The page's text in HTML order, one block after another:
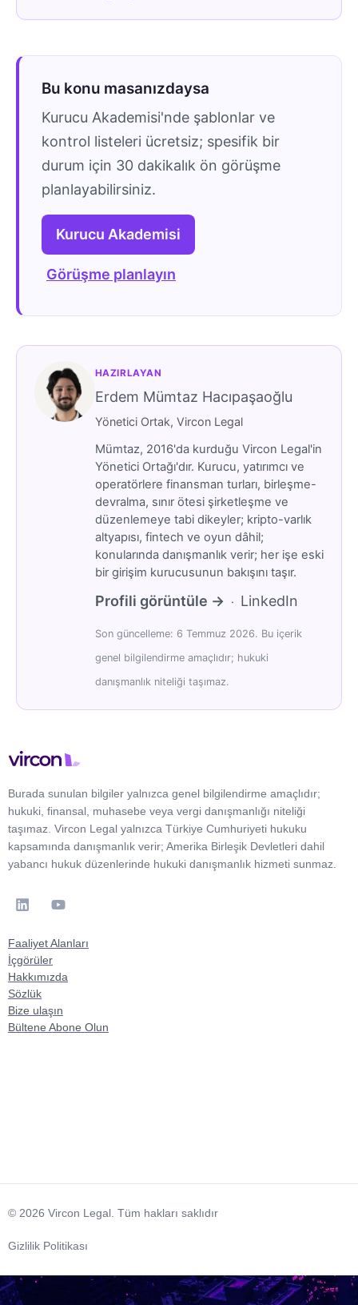
Bu konu masanızdaysa
Kurucu Akademisi'nde şablonlar ve
kontrol listeleri ücretsiz; spesifik bir
durum için 30 dakikalık ön görüşme
planlayabilirsiniz.
Kurucu Akademisi
Görüşme planlayın
HAZIRLAYAN
Erdem Mümtaz Hacıpaşaoğlu
Yönetici Ortak, Vircon Legal
Mümtaz, 2016'da kurduğu Vircon Legal'in
Yönetici Ortağı'dır. Kurucu, yatırımcı ve
operatörlere finansman turları, birleşme-
devralma, sınır ötesi şirketleşme ve
düzenlemeye tabi dikeyler; kripto-varlık
altyapısı, fintech ve oyun dâhil;
konularında danışmanlık verir; her işe eski
bir girişim kurucusunun bakışını taşır.
Profili görüntüle → · LinkedIn
Son güncelleme: 6 Temmuz 2026. Bu içerik
genel bilgilendirme amaçlıdır; hukuki
danışmanlık niteliği taşımaz.
Burada sunulan bilgiler yalnızca genel bilgilendirme amaçlıdır;
hukuki, finansal, muhasebe veya vergi danışmanlığı niteliği
taşımaz. Vircon Legal yalnızca Türkiye Cumhuriyeti hukuku
kapsamında danışmanlık verir; Amerika Birleşik Devletleri dahil
yabancı hukuk düzenlerinde hukuki danışmanlık hizmeti sunmaz.
Faaliyet Alanları
İçgörüler
Hakkımızda
Sözlük
Bize ulaşın
Bültene Abone Olun
© 2026 Vircon Legal. Tüm hakları saklıdır
Gizlilik Politikası